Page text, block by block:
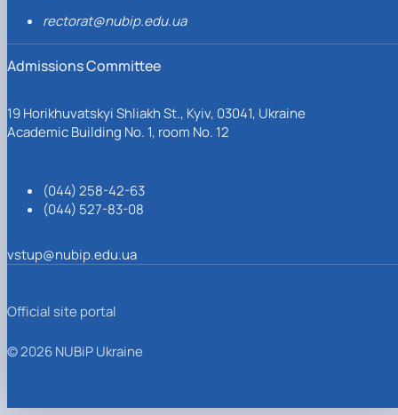
rectorat@nubip.edu.ua
Admissions Committee
19 Horikhuvatskyi Shliakh St., Kyiv, 03041, Ukraine
Academic Building No. 1, room No. 12
(044) 258-42-63
(044) 527-83-08
vstup@nubip.edu.ua
Official site portal
© 2026 NUBiP Ukraine